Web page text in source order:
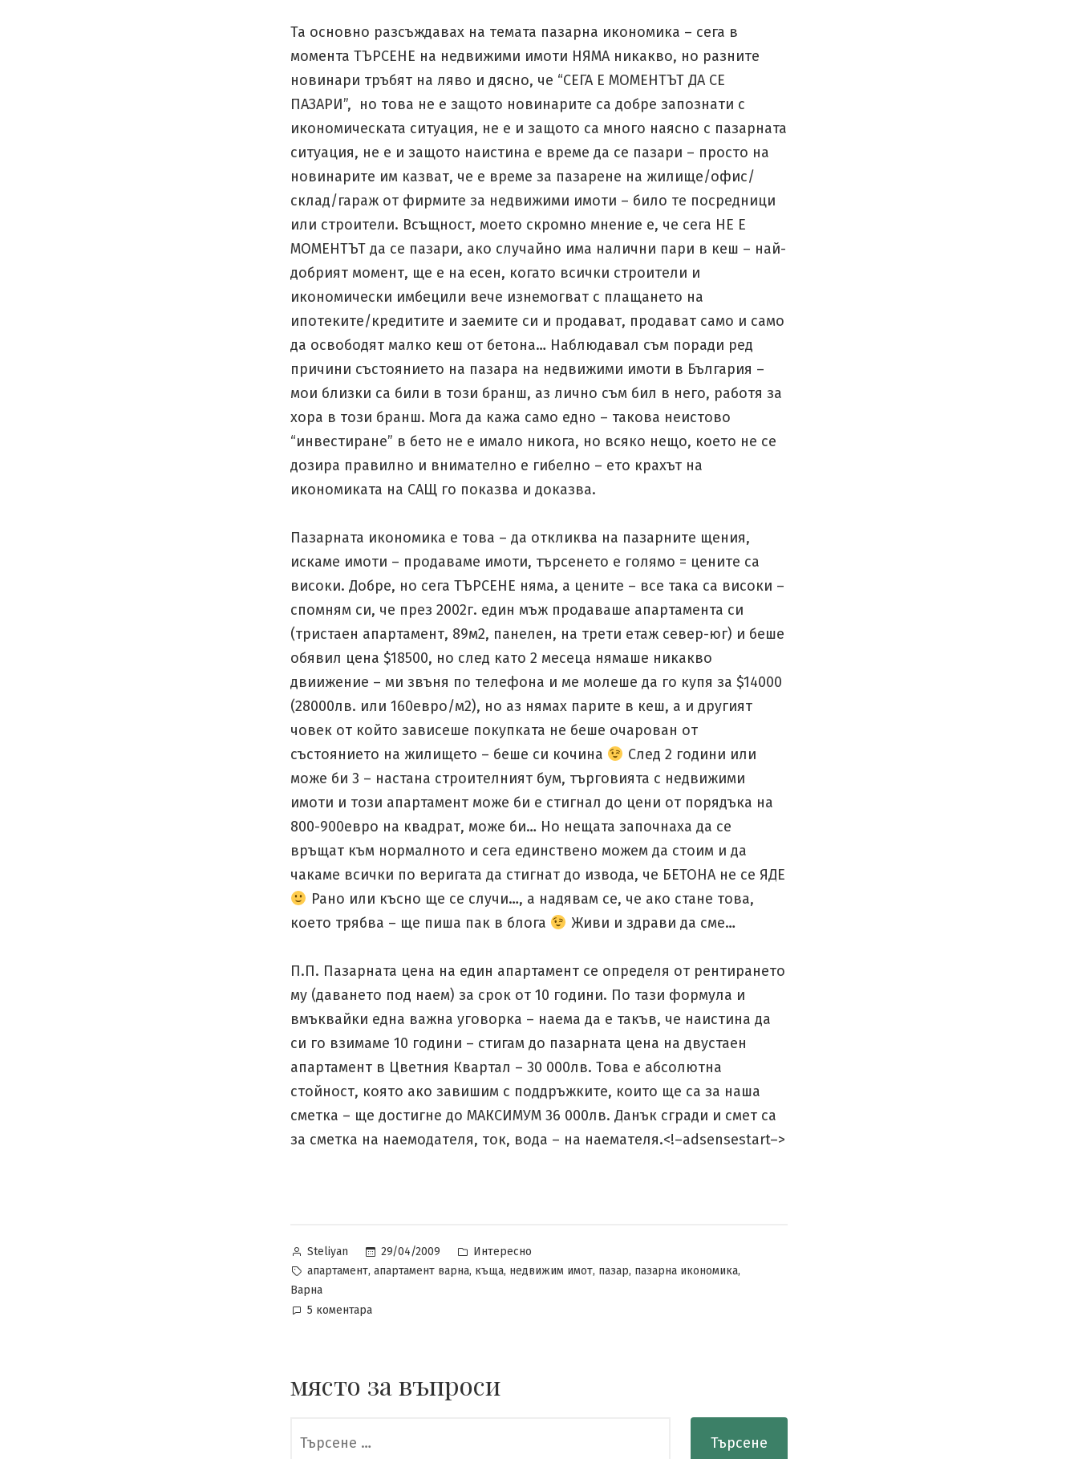
Та основно разсъждавах на темата пазарна икономика – сега в
момента ТЪРСЕНЕ на недвижими имоти НЯМА никакво, но разните
новинари тръбят на ляво и дясно, че “СЕГА Е МОМЕНТЪТ ДА СЕ
ПАЗАРИ”, но това не е защото новинарите са добре запознати с
икономическата ситуация, не е и защото са много наясно с пазарната
ситуация, не е и защото наистина е време да се пазари – просто на
новинарите им казват, че е време за пазарене на жилище/офис/
склад/гараж от фирмите за недвижими имоти – било те посредници
или строители. Всъщност, моето скромно мнение е, че сега НЕ Е
МОМЕНТЪТ да се пазари, ако случайно има налични пари в кеш – най-
добрият момент, ще е на есен, когато всички строители и
икономически имбецили вече изнемогват с плащането на
ипотеките/кредитите и заемите си и продават, продават само и само
да освободят малко кеш от бетона… Наблюдавал съм поради ред
причини състоянието на пазара на недвижими имоти в България –
мои близки са били в този бранш, аз лично съм бил в него, работя за
хора в този бранш. Мога да кажа само едно – такова неистово
“инвестиране” в бето не е имало никога, но всяко нещо, което не се
дозира правилно и внимателно е гибелно – ето крахът на
икономиката на САЩ го показва и доказва.
Пазарната икономика е това – да откликва на пазарните щения,
искаме имоти – продаваме имоти, търсенето е голямо = цените са
високи. Добре, но сега ТЪРСЕНЕ няма, а цените – все така са високи –
спомням си, че през 2002г. един мъж продаваше апартамента си
(тристаен апартамент, 89м2, панелен, на трети етаж север-юг) и беше
обявил цена $18500, но след като 2 месеца нямаше никакво
двиижение – ми звъня по телефона и ме молеше да го купя за $14000
(28000лв. или 160евро/м2), но аз нямах парите в кеш, а и другият
човек от който зависеше покупката не беше очарован от
състоянието на жилището – беше си кочина
След 2 години или
може би 3 – настана строителният бум, търговията с недвижими
имоти и този апартамент може би е стигнал до цени от порядъка на
800-900евро на квадрат, може би… Но нещата започнаха да се
връщат към нормалното и сега единствено можем да стоим и да
чакаме всички по веригата да стигнат до извода, че БЕТОНА не се ЯДЕ
Рано или късно ще се случи…, а надявам се, че ако стане това,
което трябва – ще пиша пак в блога
Живи и здрави да сме…
П.П. Пазарната цена на един апартамент се определя от рентирането
му (даването под наем) за срок от 10 години. По тази формула и
вмъквайки една важна уговорка – наема да е такъв, че наистина да
си го взимаме 10 години – стигам до пазарната цена на двустаен
апартамент в Цветния Квартал – 30 000лв. Това е абсолютна
стойност, която ако завишим с поддръжките, които ще са за наша
сметка – ще достигне до МАКСИМУМ 36 000лв. Данък сгради и смет са
за сметка на наемодателя, ток, вода – на наемателя.<!–adsensestart–>
Posted
by
Steliyan 29/04/2009
Posted
in
Интересно
Tags:
апартамент, апартамент варна, къща, недвижим имот, пазар, пазарна икономика,
Варна
5 коментараза
място за въпроси
за: